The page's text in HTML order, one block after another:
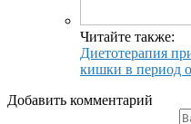
Читайте также:
Диетотерапия
кишки в период
Добавить комментарий